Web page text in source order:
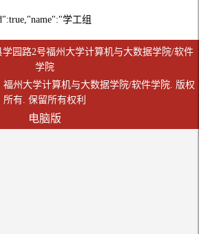
学工组
园路2号福州大学计算机与大数据学院/软件
学院
福州大学计算机与大数据学院/软件学院. 版权
所有. 保留所有权利
电脑版